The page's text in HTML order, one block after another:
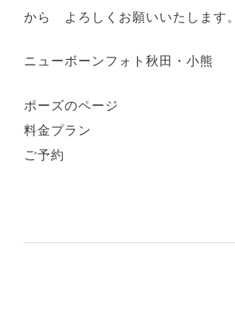
から よろしくお願いいたします。
ニューボーンフォト秋田・小熊
ポーズのページ
料金プラン
ご予約